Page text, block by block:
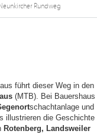
Rundweg
führt dieser Weg in den
(MTB). Bei Bauershaus
schachtanlage und
illustrieren die Geschichte
Rotenberg, Landsweiler